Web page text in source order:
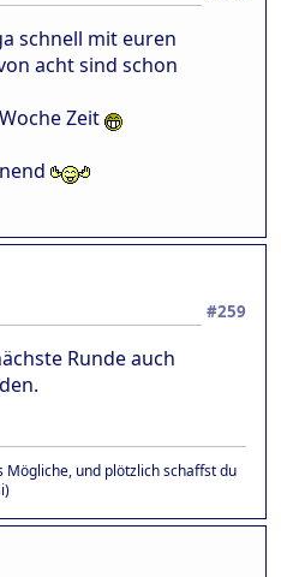
schnell mit euren
acht sind schon
Zeit
#259
Runde auch
Mögliche, und plötzlich schaffst du